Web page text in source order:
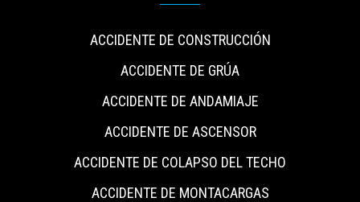
ACCIDENTE DE CONSTRUCCIÓN
ACCIDENTE DE GRÚA
ACCIDENTE DE ANDAMIAJE
ACCIDENTE DE ASCENSOR
ACCIDENTE DE COLAPSO DEL TECHO
ACCIDENTE DE MONTACARGAS